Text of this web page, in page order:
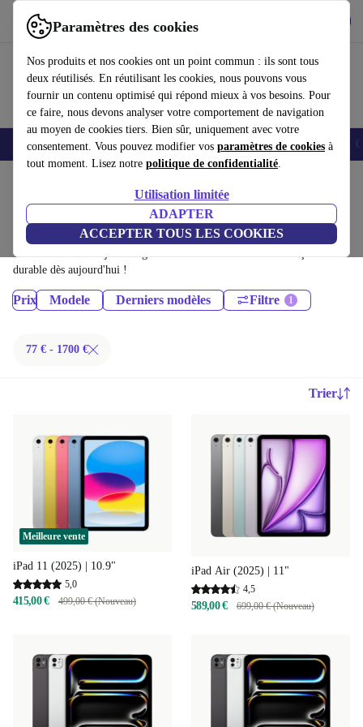
Paramètres des cookies
Nos produits et nos cookies ont un point commun : ils sont tous
deux réutilisés. En réutilisant les cookies, nous pouvons vous
fournir un contenu optimisé qui répond mieux à vos besoins. Pour
ce faire, nous devons analyser votre comportement de navigation
au moyen de cookies tiers. Bien sûr, uniquement avec votre
consentement. Vous pouvez modifier vos paramètres de cookies à
tout moment. Lisez notre politique de confidentialité.
Utilisation limitée
ADAPTER
ACCEPTER TOUS LES COOKIES
Utilisez refurbed rapidement et facilement
Smartphones Laptops Tablettes Montres connectées Accessoires
iPads:
iPads certifiés reconditionnés à moins de 1700€ – économisez jusqu'à 40
%. Retours sous 30 jours et garantie de 12 mois. Achetez de façon
durable dès aujourd'hui !
Prix Modele Derniers modèles Filtre
77 € - 1700 €
Trier
Meilleure vente
iPad 11 (2025) | 10.9"
5,0
415,00 € 499,00 € (Nouveau)
iPad Air (2025) | 11"
4,5
589,00 € 699,00 € (Nouveau)